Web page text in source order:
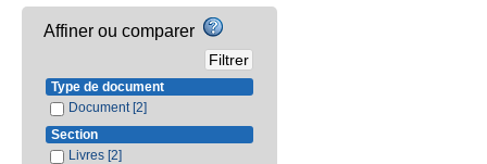
Affiner ou comparer
Type de document
Document [2]
Section
Livres [2]